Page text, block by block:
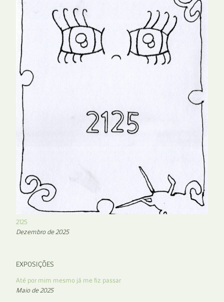
2125
Dezembro de 2025
EXPOSIÇÕES
Até por mim mesmo já me fiz passar
Maio de 2025